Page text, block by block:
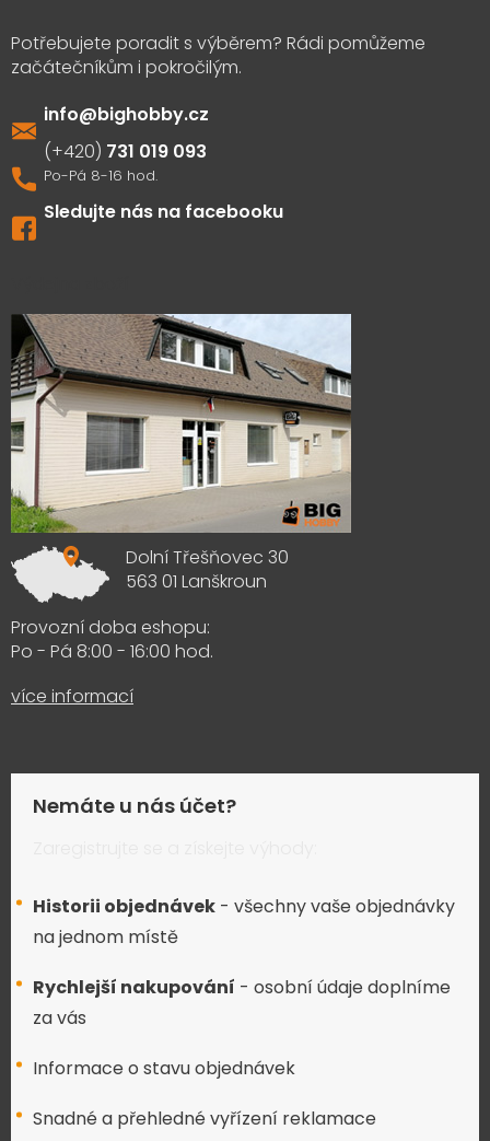
info@bighobby.cz
731 019 093
Sledujte nás na facebooku
Dolní Třešňovec 30
563 01 Lanškroun
Provozní doba eshopu:
Po - Pá 8:00 - 16:00 hod.
více informací
Nemáte u nás účet?
Historii objednávek - všechny vaše objednávky
na jednom místě
Rychlejší nakupování - osobní údaje doplníme
za vás
Informace o stavu objednávek
Snadné a přehledné vyřízení reklamace